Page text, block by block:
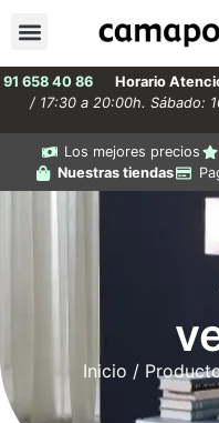
91 658 40 86 Horario
/ 17:30 a 20:00h. Sábado:
Los mejores precios
Nuestras tiendas
Inicio /